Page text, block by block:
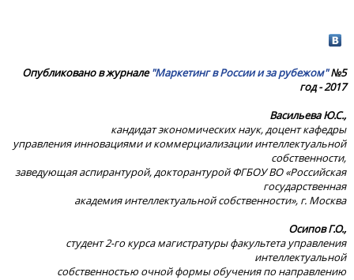
Опубликовано в журнале"Маркетинг в России и за рубежом"№5
год - 2017
Васильева Ю.С.,
кандидат экономических наук, доцент кафедры
управления инновациями и коммерциализации интеллектуальной
собственности,
заведующая аспирантурой, докторантурой ФГБОУ ВО «Российская
государственная
академия интеллектуальной собственности», г. Москва
Осипов Г.О.,
студент 2-го курса магистратуры факультета управления
интеллектуальной
собственностью очной формы обучения по направлению